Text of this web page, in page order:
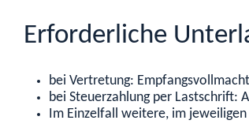
Erforderliche
bei Vertretung: Empfangsvollmacht
bei Steuerzahlung per Lastschrift:
Im Einzelfall weitere, im